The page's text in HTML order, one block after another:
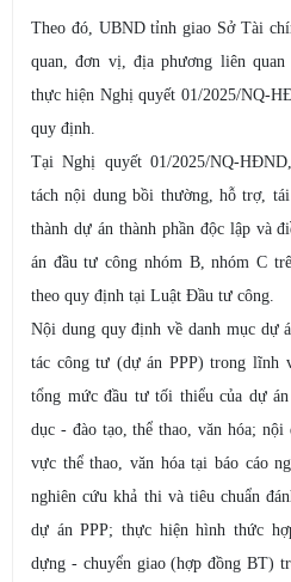
Theo đó, UBND tỉnh giao Sở Tài
quan, đơn vị, địa phương liên
thực hiện Nghị quyết 01/2025/NQ-
quy định.
Tại Nghị quyết 01/2025/NQ-
tách nội dung bồi thường, hỗ trợ,
thành dự án thành phần độc lập và
án đầu tư công nhóm B, nhóm C
theo quy định tại Luật Đầu tư công.
Nội dung quy định về danh mục dự
tác công tư (dự án PPP) trong lĩnh
tổng mức đầu tư tối thiểu của dự
dục - đào tạo, thể thao, văn hóa;
vực thể thao, văn hóa tại báo cáo
nghiên cứu khả thi và tiêu chuẩn
dự án PPP; thực hiện hình thức
dựng - chuyển giao (hợp đồng BT)